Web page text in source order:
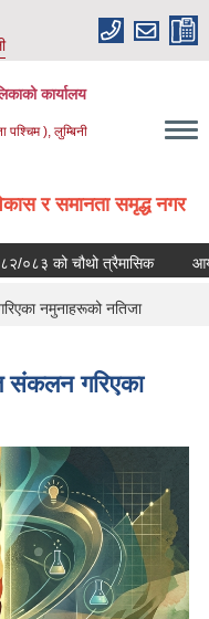
कार्यालय
पश्चिम ), लुम्बिनी
र समानता समृद्ध नगर
को चौथो त्रैमासिक आय
नमुनाहरूको नतिजा
संकलन गरिएका